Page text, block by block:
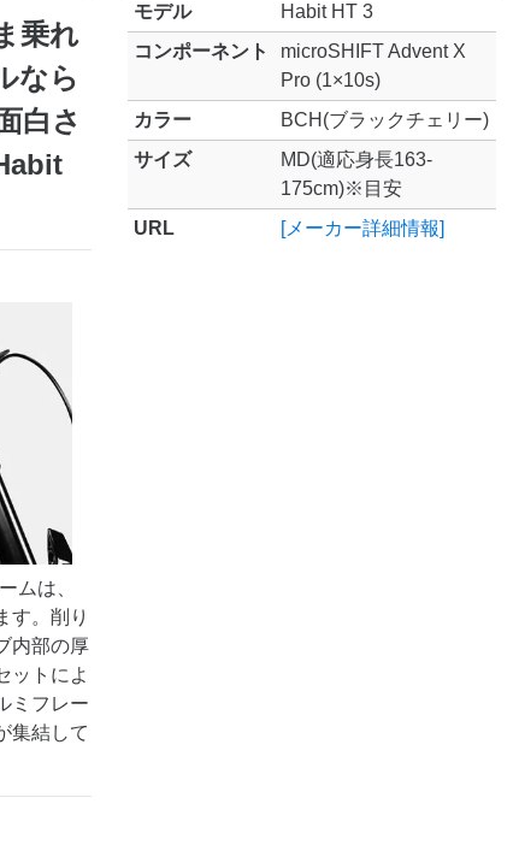
乗れ
なら
白さ
ムは、
す。削り
内部の厚
ットによ
ミフレー
集結して
モデル
Habit HT 3
コンポーネント
microSHIFT Advent X
Pro (1×10s)
カラー
BCH(ブラックチェリー)
サイズ
MD(適応身長163-
175cm)※目安
URL
[メーカー詳細情報]